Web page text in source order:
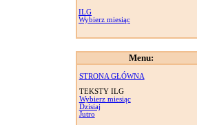
ILG
Wybierz miesiąc
Menu:
STRONA GŁÓWNA
TEKSTY ILG
Wybierz miesiąc
Dzisiaj
Jutro